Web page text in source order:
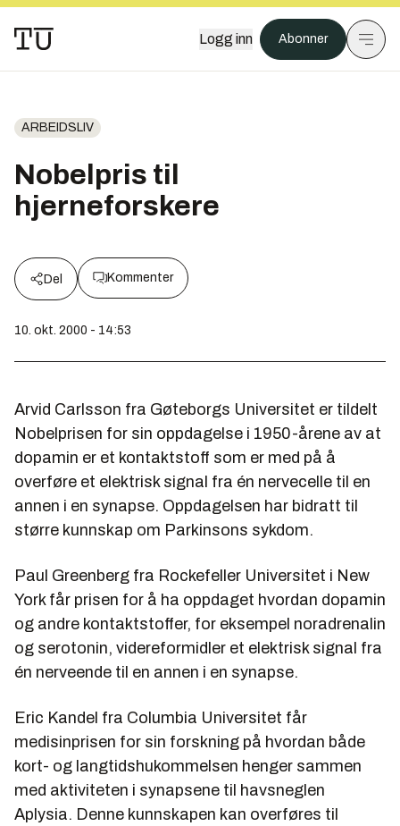
Logg inn Abonner
ARBEIDSLIV
Nobelpris til
hjerneforskere
Del Kommenter
10. okt. 2000 - 14:53
Arvid Carlsson fra Gøteborgs Universitet er tildelt
Nobelprisen for sin oppdagelse i 1950-årene av at
dopamin er et kontaktstoff som er med på å
overføre et elektrisk signal fra én nervecelle til en
annen i en synapse. Oppdagelsen har bidratt til
større kunnskap om Parkinsons sykdom.
Paul Greenberg fra Rockefeller Universitet i New
York får prisen for å ha oppdaget hvordan dopamin
og andre kontaktstoffer, for eksempel noradrenalin
og serotonin, videreformidler et elektrisk signal fra
én nerveende til en annen i en synapse.
Eric Kandel fra Columbia Universitet får
medisinprisen for sin forskning på hvordan både
kort- og langtidshukommelsen henger sammen
med aktiviteten i synapsene til havsneglen
Aplysia. Denne kunnskapen kan overføres til